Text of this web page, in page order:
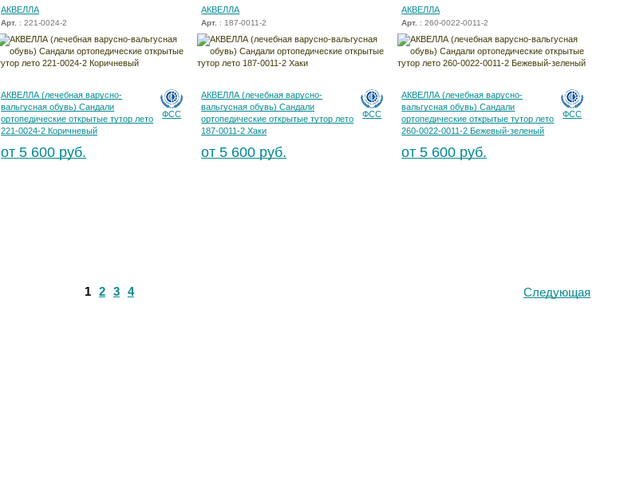
АКВЕЛЛА
Арт. : 221-0024-2
ФСС
АКВЕЛЛА (лечебная варусно-
вальгусная обувь) Сандали
ортопедические открытые тутор лето
221-0024-2 Коричневый
от 5 600 руб.
АКВЕЛЛА
Арт. : 187-0011-2
ФСС
АКВЕЛЛА (лечебная варусно-
вальгусная обувь) Сандали
ортопедические открытые тутор лето
187-0011-2 Хаки
от 5 600 руб.
АКВЕЛЛА
Арт. : 260-0022-0011-2
ФСС
АКВЕЛЛА (лечебная варусно-
вальгусная обувь) Сандали
ортопедические открытые тутор лето
260-0022-0011-2 Бежевый-зеленый
от 5 600 руб.
1 2 3 4 Следующая